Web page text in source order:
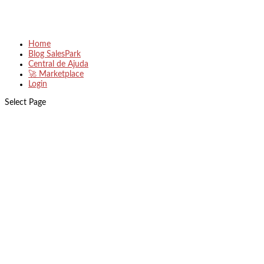
Home
Blog SalesPark
Central de Ajuda
🚀 Marketplace
Login
Select Page